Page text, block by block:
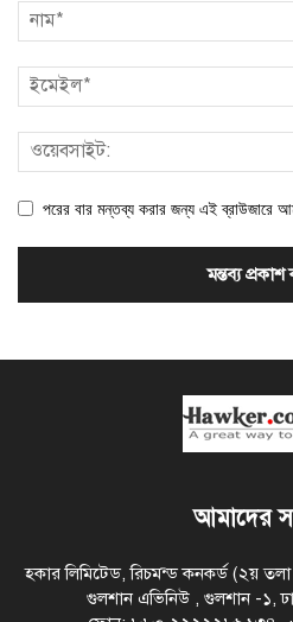
পরের বার মন্তব্য করার জন্য এই ব্রাউজারে
আমাদের
হকার লিমিটেড, রিচমন্ড কনকর্ড (২য়
গুলশান এভিনিউ , গুলশান -১,